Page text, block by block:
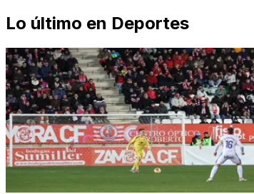
Lo último en Deportes